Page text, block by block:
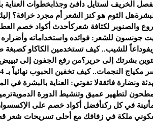
الخريف لستايل دافئ وجذابخطوات العناية
هل الثوم هو كنز الشعر أم مجرد خرافة؟ إليك
والصنوبر لكثافة شعركأحدث أكواد خصم العطور لعام 2025 — فخامة
جونسون للشعر: فوائده واستخداماته وأضراره
وداعاً للشيب.. كيف تستخدمين الكاكاو كصبغة
بشرتك إلى حرير؟من رفع الجفون إلى
مكياج النجمات.. كيف تخفين الحبوب نهائياً بـ 4 خطوات
ونضارة فائقةلا تفوتي: العناية بالبشرة في
لتطهير عميق وتنشيط الدورة الدموية
في كل ركنأفضل أكواد خصم على
كوني ملكة في زفافك مع أحلى تسريحات شعر